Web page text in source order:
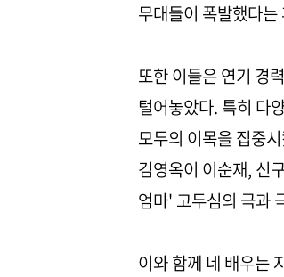
무대들이 폭발했다는
또한 이들은 연기 경
털어놓았다. 특히 다
모두의 이목을 집중
김영옥이 이순재, 신
엄마' 고두심의 극과
이와 함께 네 배우는